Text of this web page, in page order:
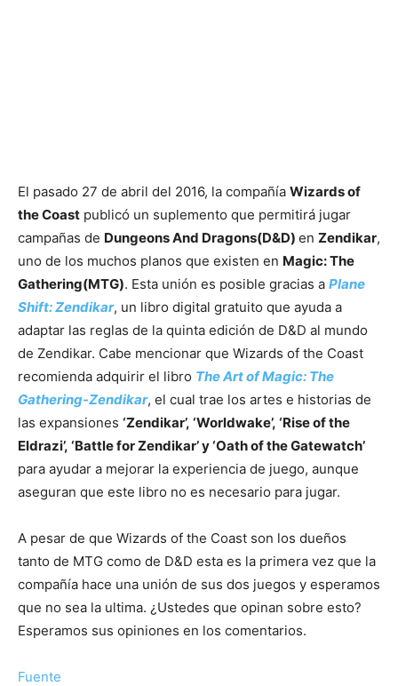
El pasado 27 de abril del 2016, la compañía Wizards of
the Coast publicó un suplemento que permitirá jugar
campañas de Dungeons And Dragons(D&D) en Zendikar,
uno de los muchos planos que existen en Magic: The
Gathering(MTG). Esta unión es posible gracias a Plane
Shift: Zendikar, un libro digital gratuito que ayuda a
adaptar las reglas de la quinta edición de D&D al mundo
de Zendikar. Cabe mencionar que Wizards of the Coast
recomienda adquirir el libro The Art of Magic: The
Gathering-Zendikar, el cual trae los artes e historias de
las expansiones ‘Zendikar’, ‘Worldwake’, ‘Rise of the
Eldrazi’, ‘Battle for Zendikar’ y ‘Oath of the Gatewatch’
para ayudar a mejorar la experiencia de juego, aunque
aseguran que este libro no es necesario para jugar.
A pesar de que Wizards of the Coast son los dueños
tanto de MTG como de D&D esta es la primera vez que la
compañía hace una unión de sus dos juegos y esperamos
que no sea la ultima. ¿Ustedes que opinan sobre esto?
Esperamos sus opiniones en los comentarios.
Fuente